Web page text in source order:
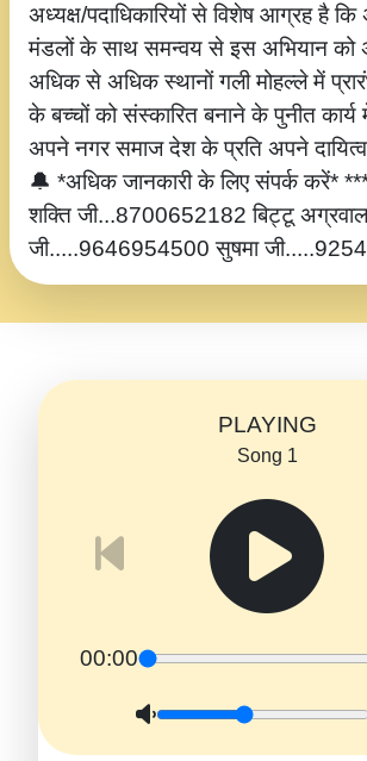
अध्यक्ष/पदाधिकारियों से विशेष आग्रह है कि
मंडलों के साथ समन्वय से इस अभियान को
अधिक से अधिक स्थानों गली मोहल्ले में
के बच्चों को संस्कारित बनाने के पुनीत
अपने नगर समाज देश के प्रति अपने दायित्व
🔔 *अधिक जानकारी के लिए संपर्क करें*
शक्ति जी...8700652182 बिट्टू अग्रवाल
जी.....9646954500 सुषमा
PLAYING
Song 1
00:00